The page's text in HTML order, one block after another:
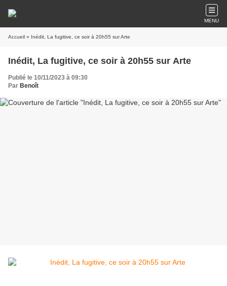
MENU
Accueil » Inédit, La fugitive, ce soir à 20h55 sur Arte
Inédit, La fugitive, ce soir à 20h55 sur Arte
Publié le 10/11/2023 à 09:30
Par Benoît